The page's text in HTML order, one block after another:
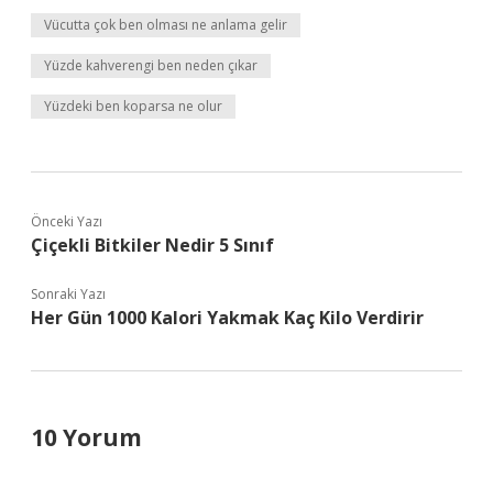
Vücutta çok ben olması ne anlama gelir
Yüzde kahverengi ben neden çıkar
Yüzdeki ben koparsa ne olur
Önceki Yazı
Çiçekli Bitkiler Nedir 5 Sınıf
Sonraki Yazı
Her Gün 1000 Kalori Yakmak Kaç Kilo Verdirir
10 Yorum